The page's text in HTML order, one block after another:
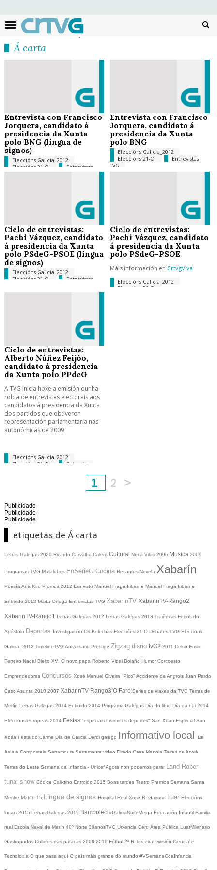
Á carta
Entrevista con Francisco
Jorquera, candidato á
presidencia da Xunta
polo BNG (lingua de
signos)
Eleccións Galicia_2012
Eleccións 21-O
Entrevistas
TVG
Entrevista con Francisco
Jorquera, candidato á
presidencia da Xunta
polo BNG
Eleccións Galicia_2012
Eleccións 21-O
Entrevistas
TVG
Ciclo de entrevistas:
Pachi Vázquez, candidato
á presidencia da Xunta
polo PSdeG-PSOE (lingua
de signos)
Eleccións Galicia_2012
Eleccións 21-O
Entrevistas
Ciclo de entrevistas:
Pachi Vázquez, candidato
á presidencia da Xunta
polo PSdeG-PSOE
Máis información en CrtvgViva
Eleccións Galicia_2012
Eleccións 21-O
Ciclo de entrevistas:
Alberto Núñez Feijóo,
candidato á presidencia
da Xunta polo PPdeG
A TVG inicia hoxe a emisión dunha
rolda de entrevistas electorais aos
candidatos á presidencia da Xunta
dos partidos que obtiveron
representación parlamentaria nas
autonómicas de 2009
Eleccións Galicia_2012
Eleccións 21-O
Entrevistas
1 2 >
Publicidade
Publicidade
Publicidade
etiquetas de Á carta
Letras Galegas 2020 Ricardo Carvalho Calero Cultural Neira Vilas 2006 Música 2009
Programas TVG Matalobos EnSerieG Cociña Recantos Novela Xabarín
Poesía Ana Kiro Promos 2012 Era visto Manuel Fraga Iribarne Manuel Fraga Iribarne
Entroido 2012 Marta Ortega Entrevistas TVG XabarínTV XabarinTV-Rango2
XabarinTV-Rango1 Letras Galegas 2012 Letras Galegas 2013 Traiñeiras Fogos do
Apóstolo Deportes Investigación Os Bolechas Eleccións 21-O Debates TVG Eleccións
Galicia_2012 TimelineTVG Aniversario Prestige Zigzag diario tvG2 2011 Celso Emilio
Ferreiro Nadal Bieito XVI O novo papa Roberto Vidal Bolaño Humor Corcoesto
Emprendedoras Concursos Xosé Manuel Olveira "Pico" Accidente de Angrois Juan Pardo
Caso Asunta 2010 2007 XabarinTV-Rango3 O Faro Series de viaxes da TVG Terras de
Merlín Letras Galegas 2014 Entroido 2014 Programa Galegos Día do libro Día da nai 2014
Eleccións europeas 2014 Festas "especiais históricos deportes" San Xoán Especial San
Xoán Festa do Carme Día de Galicia Derbi galego Informativo local De
Asís a Compostela Serramoura Serramoura video Eirado Casa Manola Terras de Acolá
Terras do Leste Semana da Infancia - UnicefAgora non podemos parar Land Rober
tunai show Códice Calixtino Entroido 2015 Boas tardes Teatro Premios Semana Santa
Mestre Mateo 15 Lingua de signos Hospital Real Xosé R. Gayoso Luar Eleccións
locais 2015 Letras Galegas 2015 Bamboleo #GaliciaNoiteMeiga Educación Infantil Familia
real Escola Naval de Marín 40º Norte 30anosTVG Urxencia Cero Área Pública LuarMilenario
Gastropodos Collidos nas patacas 2008 2010 Fútbol 2ª B Terceira División Ciencia e
Tecnoloxía O que pasa aquí O país máis grande do mundo #VSemanaCoaInfancia